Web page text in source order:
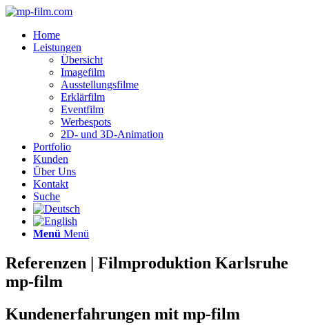
Home
Leistungen
Übersicht
Imagefilm
Ausstellungsfilme
Erklärfilm
Eventfilm
Werbespots
2D- und 3D-Animation
Portfolio
Kunden
Über Uns
Kontakt
Suche
Menü Menü
Referenzen | Filmproduktion Karlsruhe
mp-film
Kundenerfahrungen mit mp-film